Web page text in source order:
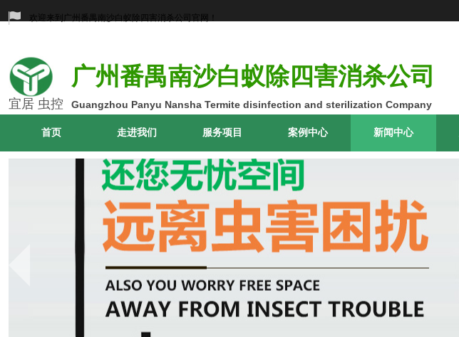
欢迎来到广州番禺南沙白蚁除四害消杀公司官网！
广州番禺南沙白蚁除四害消杀公司
Guangzhou Panyu Nansha Termite disinfection and sterilization Company
宜居 虫控
首页 走进我们 服务项目 案例中心 新闻中心